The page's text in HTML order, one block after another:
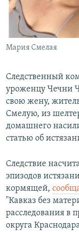
СОЦИАЛЬНЫЕ СЕТИ
Все сайты РСЕ/
Мария Смелая
Следственный
уроженцу Чечни
свою жену,
Смелую, из
домашнего
статью об
Следствие
эпизодов
кормящей,
"Кавказ без
расследования в
округа